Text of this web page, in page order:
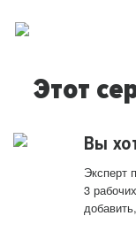
Этот
Вы
Эксперт
3